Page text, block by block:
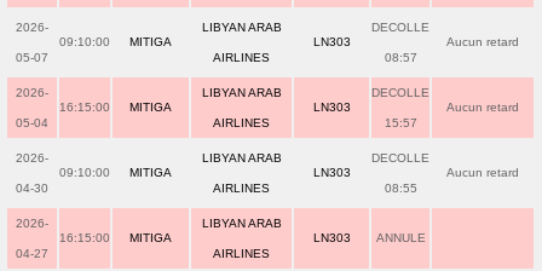
2026-
05-07
09:10:00 MITIGA
LIBYAN ARAB
AIRLINES
LN303
DECOLLE
08:57
Aucun retard
2026-
05-04
16:15:00 MITIGA
LIBYAN ARAB
AIRLINES
LN303
DECOLLE
15:57
Aucun retard
2026-
04-30
09:10:00 MITIGA
LIBYAN ARAB
AIRLINES
LN303
DECOLLE
08:55
Aucun retard
2026-
04-27
16:15:00 MITIGA
LIBYAN ARAB
AIRLINES
LN303 ANNULE